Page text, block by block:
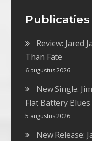
Publicaties
Review: Jared
Than Fate
6 augustus 2026
New Single:
Flat Battery Blues
5 augustus 2026
New Release: